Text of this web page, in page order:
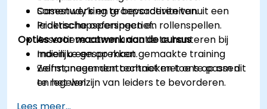
Samenwerking te bevorderen vanuit een
leiderschapsperspectief.
Assertieve communicatie te hanteren bij
moeilijke gesprekken.
Zelfmanagementtechnieken toe te passen
en het welzijn van leiders te bevorderen.
Casestudy’s en groepsactiviteiten.
Praktische oefeningen en rollenspellen.
Opties voor maatwerk aan de cursus
Indien u een op maat gemaakte training
wenst, neem dan contact met ons op om dit
te regelen.